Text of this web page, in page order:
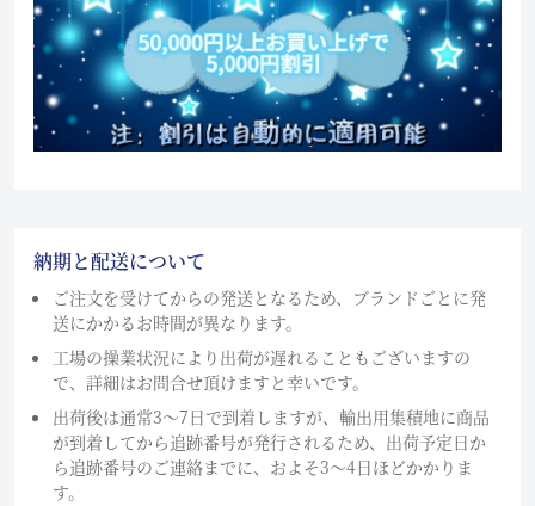
納期と配送について
ご注文を受けてからの発送となるため、ブランドごとに発
送にかかるお時間が異なります。
工場の操業状況により出荷が遅れることもございますの
で、詳細はお問合せ頂けますと幸いです。
出荷後は通常3～7日で到着しますが、輸出用集積地に商品
が到着してから追跡番号が発行されるため、出荷予定日か
ら追跡番号のご連絡までに、およそ3〜4日ほどかかりま
す。